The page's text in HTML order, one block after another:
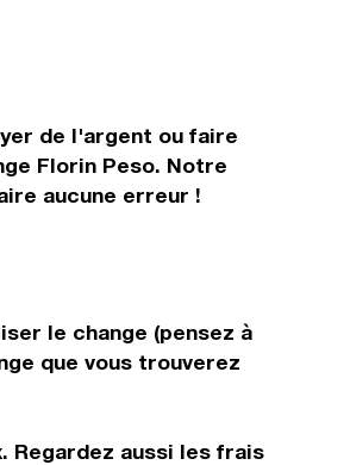
de l'argent ou faire
Florin Peso. Notre
aucune erreur !
le change (pensez à
que vous trouverez
Regardez aussi les frais